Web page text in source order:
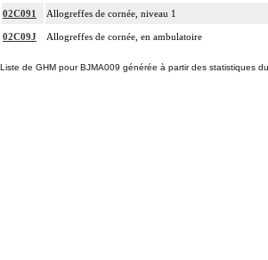
02C091 Allogreffes de cornée, niveau 1
02C09J Allogreffes de cornée, en ambulatoire
Liste de GHM pour BJMA009 générée à partir des statistiques